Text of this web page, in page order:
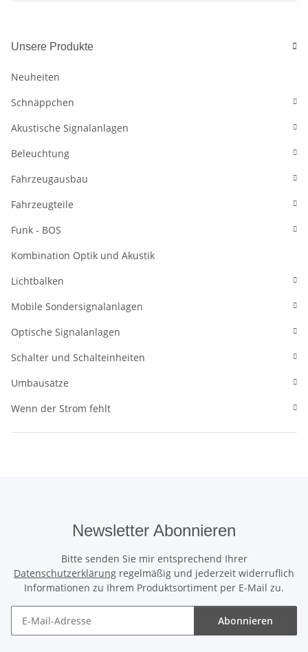
Unsere Produkte
Neuheiten
Schnäppchen
Akustische Signalanlagen
Beleuchtung
Fahrzeugausbau
Fahrzeugteile
Funk - BOS
Kombination Optik und Akustik
Lichtbalken
Mobile Sondersignalanlagen
Optische Signalanlagen
Schalter und Schalteinheiten
Umbausätze
Wenn der Strom fehlt
Newsletter Abonnieren
Bitte senden Sie mir entsprechend Ihrer
Datenschutzerklärung regelmäßig und jederzeit widerruflich
Informationen zu Ihrem Produktsortiment per E-Mail zu.
Abonnieren